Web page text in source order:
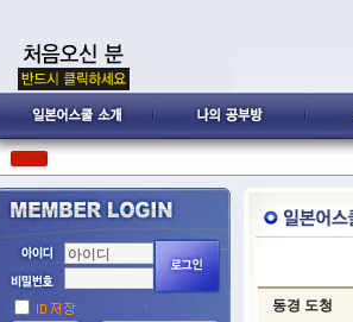
동경 도청